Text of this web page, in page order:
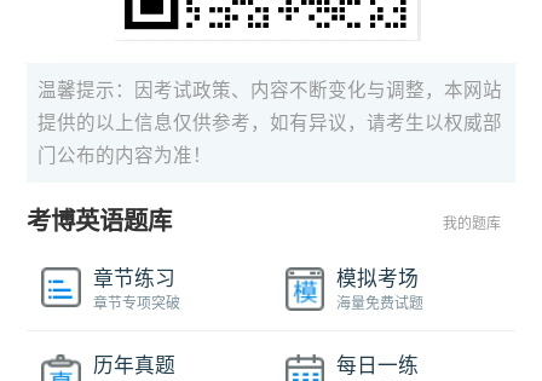
温馨提示：因考试政策、内容不断变化与调整，本网站
提供的以上信息仅供参考，如有异议，请考生以权威部
门公布的内容为准！
考博英语题库 我的题库
章节练习
章节专项突破
模拟考场
海量免费试题
历年真题 每日一练